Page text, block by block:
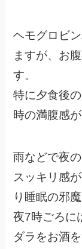
ヘモグロビ
ますが、お
す。
特に夕食後
時の満腹感
雨などで夜
スッキリ感
り睡眠の邪
夜7時ごろに
ダラをお酒